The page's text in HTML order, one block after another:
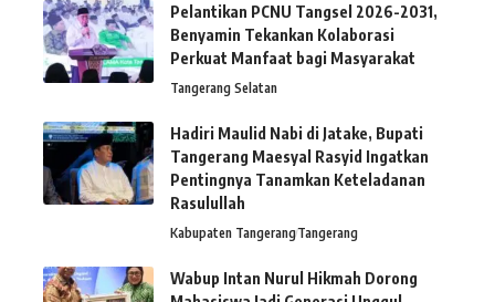
Pelantikan PCNU Tangsel 2026-2031,
Benyamin Tekankan Kolaborasi
Perkuat Manfaat bagi Masyarakat
Tangerang Selatan
Hadiri Maulid Nabi di Jatake, Bupati
Tangerang Maesyal Rasyid Ingatkan
Pentingnya Tanamkan Keteladanan
Rasulullah
Kabupaten TangerangTangerang
Wabup Intan Nurul Hikmah Dorong